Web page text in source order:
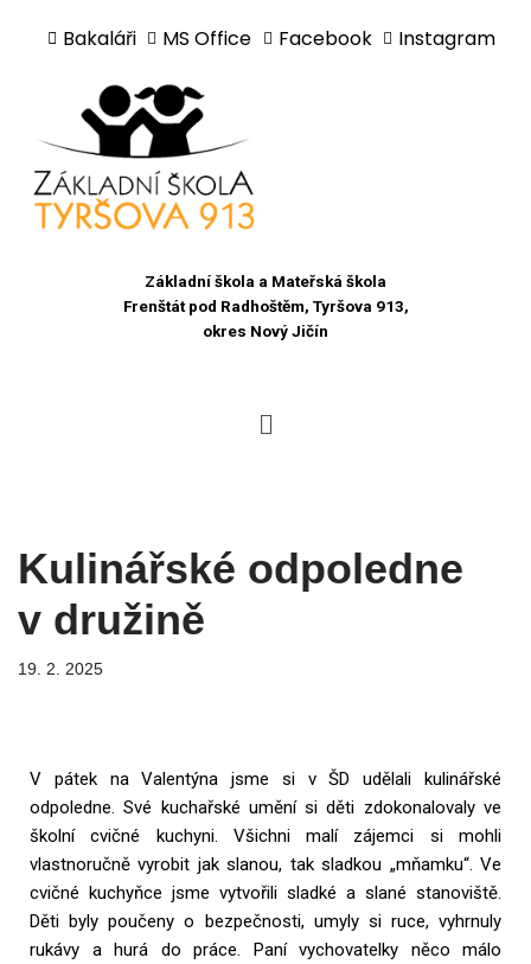
Bakaláři MS Office Facebook Instagram
Základní škola a Mateřská škola
Frenštát pod Radhoštěm, Tyršova 913,
okres Nový Jičín
Kulinářské odpoledne
v družině
19. 2. 2025
V pátek na Valentýna jsme si v ŠD udělali kulinářské
odpoledne. Své kuchařské umění si děti zdokonalovaly ve
školní cvičné kuchyni. Všichni malí zájemci si mohli
vlastnoručně vyrobit jak slanou, tak sladkou „mňamku“. Ve
cvičné kuchyňce jsme vytvořili sladké a slané stanoviště.
Děti byly poučeny o bezpečnosti, umyly si ruce, vyhrnuly
rukávy a hurá do práce. Paní vychovatelky něco málo